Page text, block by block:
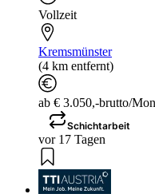
Vollzeit
Kremsmünster
(4 km entfernt)
ab € 3.050,-brutto/
Schichtarbeit
vor 17 Tagen